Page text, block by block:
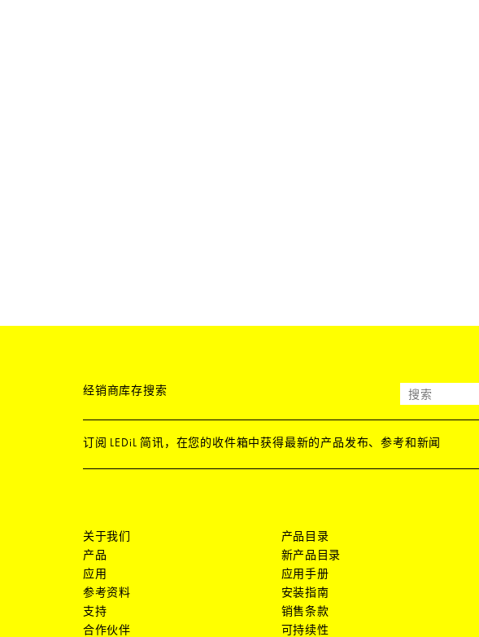
经销商库存搜索
订阅 LEDiL 简讯，在您的收件箱中获得最新的产品发布、参考和新闻
关于我们
产品
应用
参考资料
支持
合作伙伴
产品目录
新产品目录
应用手册
安装指南
销售条款
可持续性